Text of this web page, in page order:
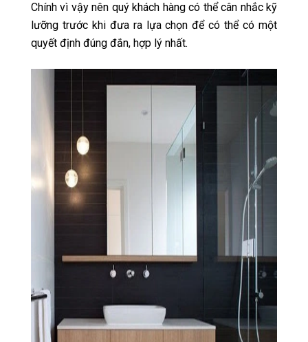
Chính vì vậy nên quý khách hàng có thể cân nhắc kỹ
lưỡng trước khi đưa ra lựa chọn để có thể có một
quyết định đúng đắn, hợp lý nhất.